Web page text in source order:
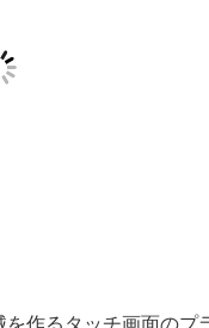
作るタッチ画面のプラ